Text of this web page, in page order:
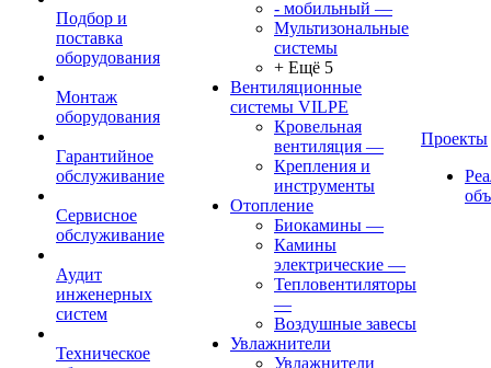
Подбор и
поставка
оборудования
Монтаж
оборудования
Гарантийное
обслуживание
Сервисное
обслуживание
Аудит
инженерных
систем
Техническое
- мобильный —
Мультизональные
системы
+ Ещё 5
Вентиляционные
системы VILPE
Кровельная
вентиляция —
Крепления и
инструменты
Отопление
Биокамины —
Камины
электрические —
Тепловентиляторы
—
Воздушные завесы
Увлажнители
Увлажнители
Проекты